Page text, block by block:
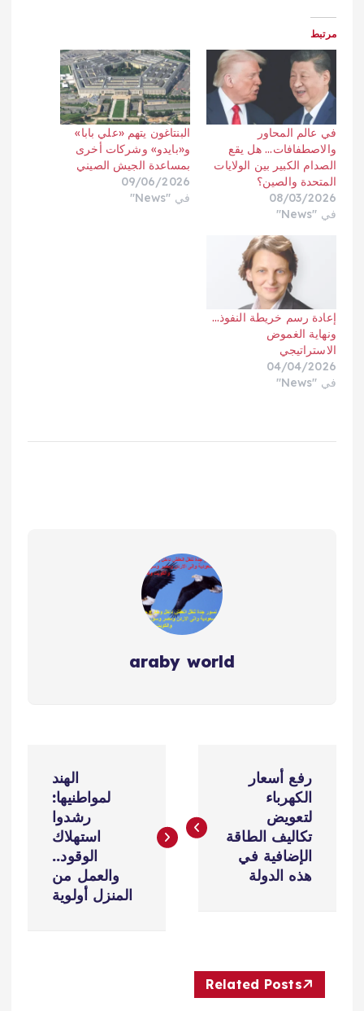
مرتبط
في عالم المحاور
والاصطفافات… هل يقع
الصدام الكبير بين الولايات
المتحدة والصين؟
08/03/2026
في "News"
البنتاغون يتهم «علي بابا»
و«بايدو» وشركات أخرى
بمساعدة الجيش الصيني
09/06/2026
في "News"
إعادة رسم خريطة النفوذ…
ونهاية الغموض
الاستراتيجي
04/04/2026
في "News"
araby world
ص
م
رفع أسعار
الكهرباء
لتعويض
تكاليف الطاقة
الإضافية في
هذه الدولة
الهند
لمواطنيها:
رشدوا
استهلاك
الوقود..
والعمل من
المنزل أولوية
Related Posts